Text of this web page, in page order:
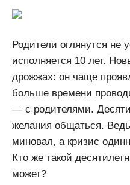
Родители оглянутся не
исполняется 10 лет.
дрожжах: он чаще
больше времени
— с родителями.
желания общаться.
миновал, а кризис
Кто же такой
может?